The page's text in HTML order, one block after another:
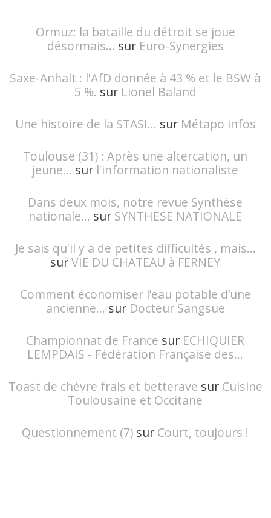
Ormuz: la bataille du détroit se joue
désormais... sur Euro-Synergies
Saxe-Anhalt : l'AfD donnée à 43 % et le BSW à
5 %. sur Lionel Baland
Une histoire de la STASI... sur Métapo infos
Toulouse (31) : Après une altercation, un
jeune... sur l'information nationaliste
Dans deux mois, notre revue Synthèse
nationale... sur SYNTHESE NATIONALE
Je sais qu'il y a de petites difficultés , mais...
surVIE DU CHATEAU à FERNEY
Comment économiser l’eau potable d’une
ancienne... sur Docteur Sangsue
Championnat de France sur ECHIQUIER
LEMPDAIS - Fédération Française des...
Toast de chèvre frais et betterave sur Cuisine
Toulousaine et Occitane
Questionnement (7) sur Court, toujours !